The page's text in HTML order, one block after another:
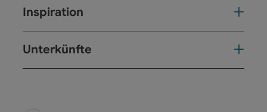
Inspiration
Unterkünfte